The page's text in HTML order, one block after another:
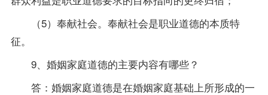
（5）奉献社会。奉献社会是职业道德的本质特
征。
9、婚姻家庭道德的主要内容有哪些？
答：婚姻家庭道德是在婚姻家庭基础上所形成的一